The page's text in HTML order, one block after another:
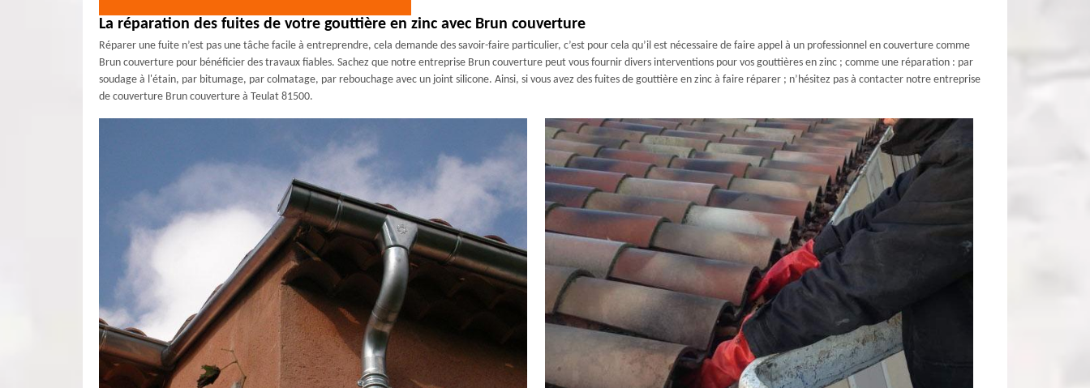
La réparation des fuites de votre gouttière en zinc avec Brun couverture
Réparer une fuite n’est pas une tâche facile à entreprendre, cela demande des savoir-faire particulier, c’est pour cela qu’il est nécessaire de faire appel à un professionnel en couverture comme
Brun couverture pour bénéficier des travaux fiables. Sachez que notre entreprise Brun couverture peut vous fournir divers interventions pour vos gouttières en zinc ; comme une réparation : par
soudage à l'étain, par bitumage, par colmatage, par rebouchage avec un joint silicone. Ainsi, si vous avez des fuites de gouttière en zinc à faire réparer ; n’hésitez pas à contacter notre entreprise
de couverture Brun couverture à Teulat 81500.